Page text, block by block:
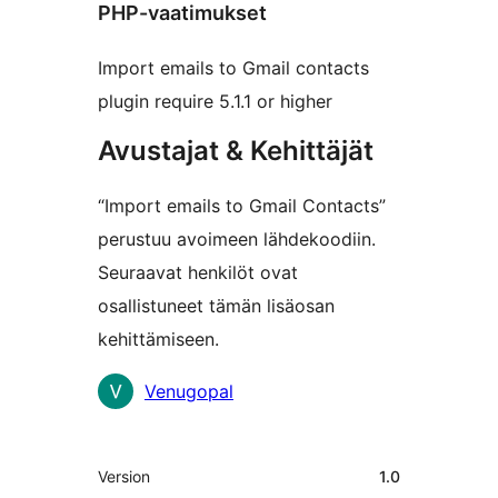
PHP-vaatimukset
Import emails to Gmail contacts
plugin require 5.1.1 or higher
Avustajat & Kehittäjät
“Import emails to Gmail Contacts”
perustuu avoimeen lähdekoodiin.
Seuraavat henkilöt ovat
osallistuneet tämän lisäosan
kehittämiseen.
AvustajatVenugopal
Metatiedot
Version 1.0